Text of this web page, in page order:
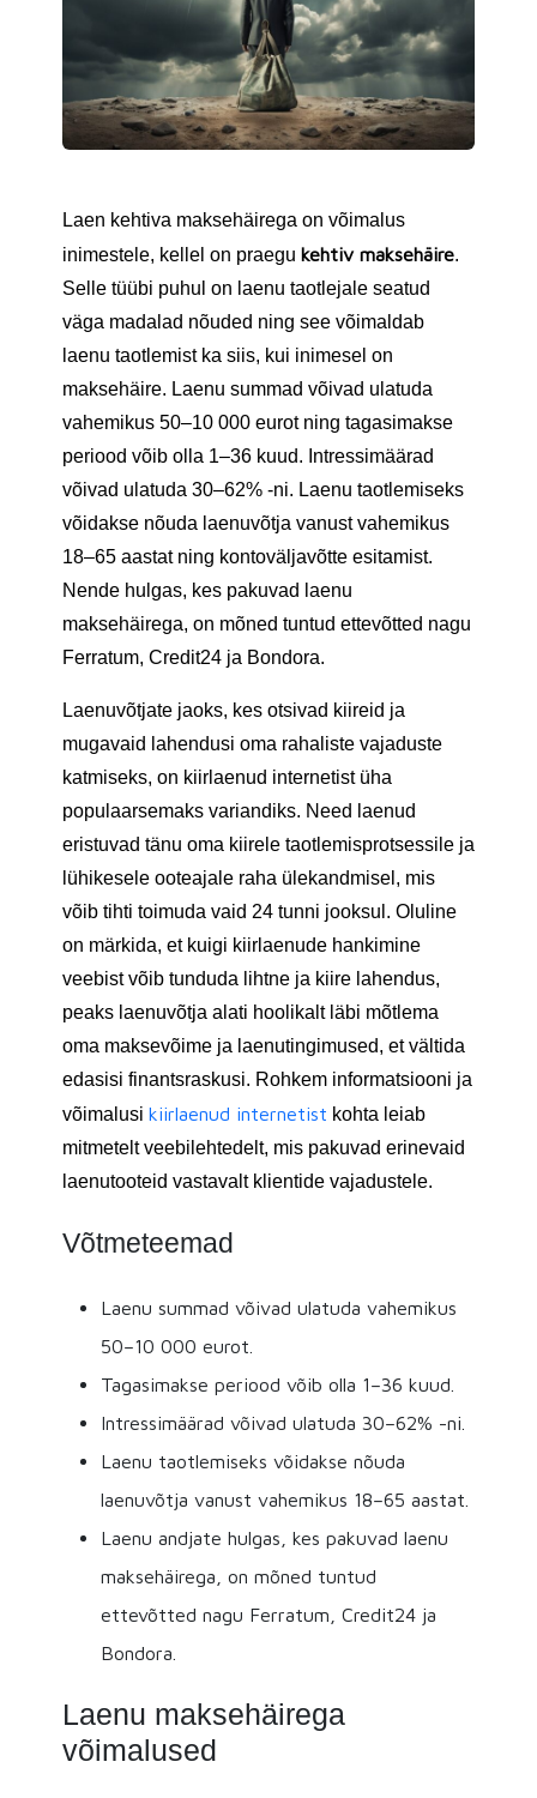
Laen kehtiva maksehäirega on võimalus
inimestele, kellel on praegu kehtiv maksehäire.
Selle tüübi puhul on laenu taotlejale seatud
väga madalad nõuded ning see võimaldab
laenu taotlemist ka siis, kui inimesel on
maksehäire. Laenu summad võivad ulatuda
vahemikus 50–10 000 eurot ning tagasimakse
periood võib olla 1–36 kuud. Intressimäärad
võivad ulatuda 30–62% -ni. Laenu taotlemiseks
võidakse nõuda laenuvõtja vanust vahemikus
18–65 aastat ning kontoväljavõtte esitamist.
Nende hulgas, kes pakuvad laenu
maksehäirega, on mõned tuntud ettevõtted nagu
Ferratum, Credit24 ja Bondora.
Laenuvõtjate jaoks, kes otsivad kiireid ja
mugavaid lahendusi oma rahaliste vajaduste
katmiseks, on kiirlaenud internetist üha
populaarsemaks variandiks. Need laenud
eristuvad tänu oma kiirele taotlemisprotsessile ja
lühikesele ooteajale raha ülekandmisel, mis
võib tihti toimuda vaid 24 tunni jooksul. Oluline
on märkida, et kuigi kiirlaenude hankimine
veebist võib tunduda lihtne ja kiire lahendus,
peaks laenuvõtja alati hoolikalt läbi mõtlema
oma maksevõime ja laenutingimused, et vältida
edasisi finantsraskusi. Rohkem informatsiooni ja
võimalusi kiirlaenud internetist kohta leiab
mitmetelt veebilehtedelt, mis pakuvad erinevaid
laenutooteid vastavalt klientide vajadustele.
Võtmeteemad
Laenu summad võivad ulatuda vahemikus
50–10 000 eurot.
Tagasimakse periood võib olla 1–36 kuud.
Intressimäärad võivad ulatuda 30–62% -ni.
Laenu taotlemiseks võidakse nõuda
laenuvõtja vanust vahemikus 18–65 aastat.
Laenu andjate hulgas, kes pakuvad laenu
maksehäirega, on mõned tuntud
ettevõtted nagu Ferratum, Credit24 ja
Bondora.
Laenu maksehäirega
võimalused